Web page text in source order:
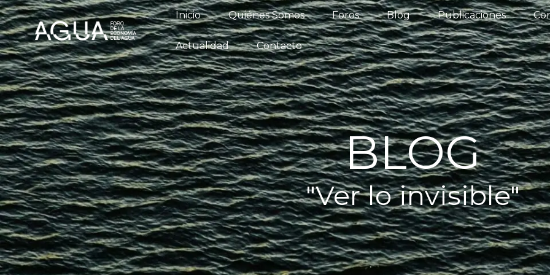
Inicio Quiénes Somos Foros Blog Publicaciones
Actualidad Contacto
BLOG
"Ver lo invisible"
Inicio Quiénes Somos Foros Blog
Publicaciones
Conversatorios del Agua
Actualidad Contacto